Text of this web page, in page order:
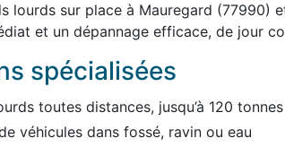
lourds sur place à Mauregard (77990)
et un dépannage efficace, de jour
spécialisées
toutes distances, jusqu’à 120 tonnes
véhicules dans fossé, ravin ou eau